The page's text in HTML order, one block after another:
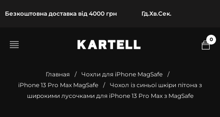
Безкоштовна доставка від 4000 грн Гд.Хв.Сек.
0
Главная / Чохли для iPhone MagSafe
/
iPhone 13 Pro Max MagSafe
/
Чохол із синьої шкіри пітона з
широкими лусочками для iPhone 13 Pro Max з MagSafe